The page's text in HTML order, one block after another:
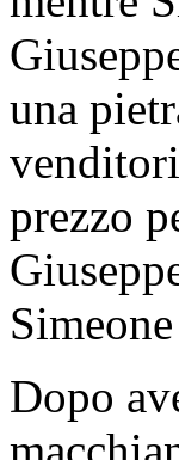
una
prezzo
Dopo